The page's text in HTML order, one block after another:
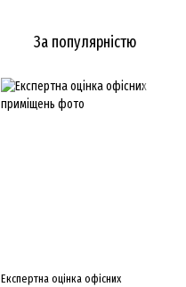
За популярністю
Експертна оцінка офісних